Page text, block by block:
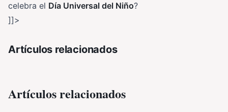
celebra el Día Universal del Niño?
]]>
Artículos relacionados
Artículos relacionados